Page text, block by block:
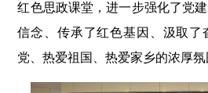
红色思政课堂，进一步强化了党
信念、传承了红色基因、汲取了
党、热爱祖国、热爱家乡的浓厚氛